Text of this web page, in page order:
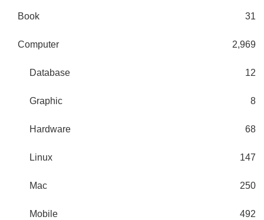
Book 31
Computer 2,969
Database 12
Graphic 8
Hardware 68
Linux 147
Mac 250
Mobile 492